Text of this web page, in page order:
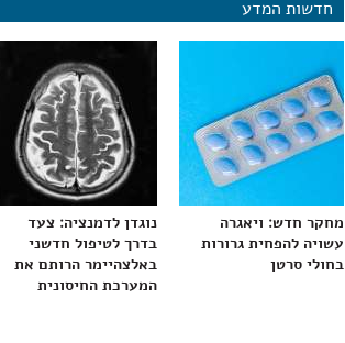
חדשות המדע
מחקר חדש: ויאגרה
עשויה להפחית גרורות
בחולי סרטן
נוגדן לדמנציה: צעד
בדרך לטיפול חדשני
באלצהיימר הרותם את
המערכת החיסונית